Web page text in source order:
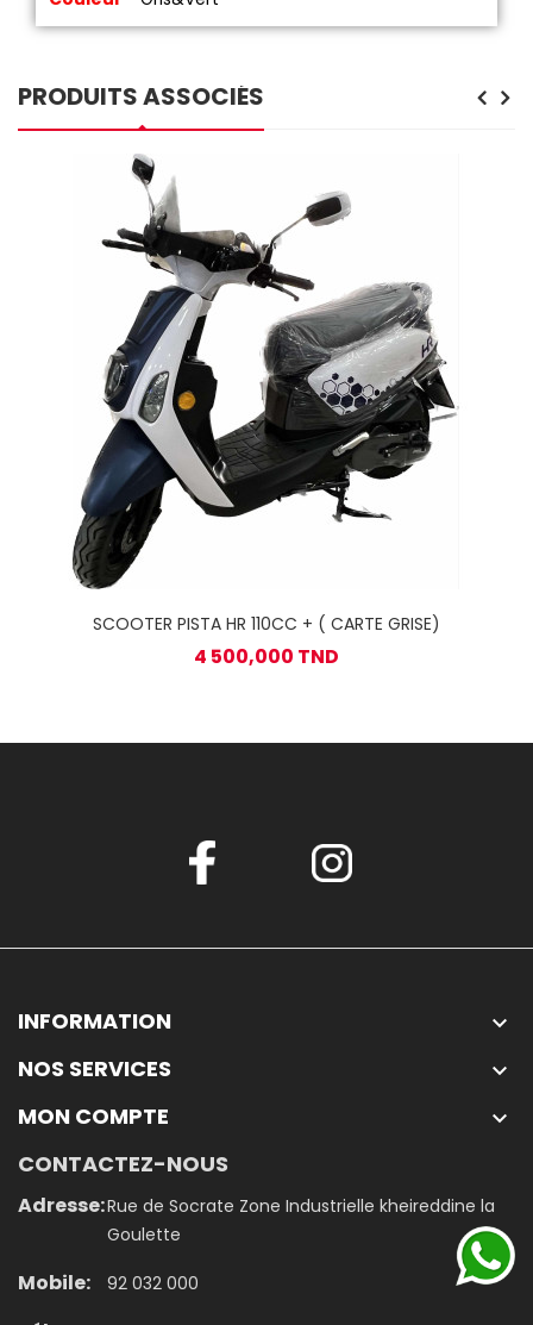
PRODUITS ASSOCIÉS
SCOOTER PISTA HR 110CC + ( CARTE GRISE)
4 500,000 TND
INFORMATION 
NOS SERVICES 
MON COMPTE 
CONTACTEZ-NOUS
Adresse:Rue de Socrate Zone Industrielle kheireddine la
Goulette
Mobile: 92 032 000